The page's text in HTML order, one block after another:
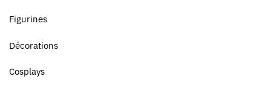
Figurines
Décorations
Cosplays